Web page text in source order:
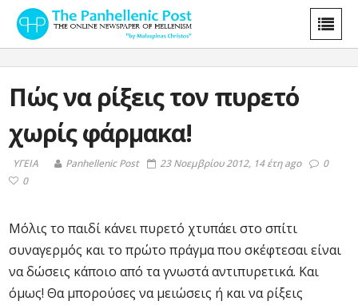
Πώς να ρίξεις τον πυρετό
χωρίς φάρμακα!
ΥΓΕΙΑ Panhellenic Post 23 Νοεμβρίου 2012, 14 έτη ago
0
0
Μόλις το παιδί κάνει πυρετό χτυπάει στο σπίτι
συναγερμός και το πρώτο πράγμα που σκέφτεσαι είναι
να δώσεις κάποιο από τα γνωστά αντιπυρετικά. Και
όμως! Θα μπορούσες να μειώσεις ή και να ρίξεις